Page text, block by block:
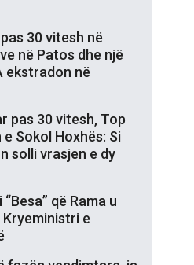
30 vitesh në
në Patos dhe një
ekstradon në
pas 30 vitesh, Top
Sokol Hoxhës: Si
solli vrasjen e dy
që Rama u
e